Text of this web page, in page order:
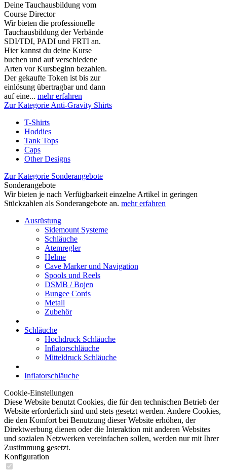
Deine Tauchausbildung vom
Course Director
Wir bieten die professionelle
Tauchausbildung der Verbände
SDI/TDI, PADI und FRTI an.
Hier kannst du deine Kurse
buchen und auf verschiedene
Arten vor Kursbeginn bezahlen.
Der gekaufte Token ist bis zur
einlösung übertragbar und dann
auf eine... mehr erfahren
Zur Kategorie Anti-Gravity Shirts
T-Shirts
Hoddies
Tank Tops
Caps
Other Designs
Zur Kategorie Sonderangebote
Sonderangebote
Wir bieten je nach Verfügbarkeit einzelne Artikel in geringen
Stückzahlen als Sonderangebote an. mehr erfahren
Ausrüstung
Sidemount Systeme
Schläuche
Atemregler
Helme
Cave Marker und Navigation
Spools und Reels
DSMB / Bojen
Bungee Cords
Metall
Zubehör
Schläuche
Hochdruck Schläuche
Inflatorschläuche
Mitteldruck Schläuche
Inflatorschläuche
Cookie-Einstellungen
Diese Website benutzt Cookies, die für den technischen Betrieb der
Website erforderlich sind und stets gesetzt werden. Andere Cookies,
die den Komfort bei Benutzung dieser Website erhöhen, der
Direktwerbung dienen oder die Interaktion mit anderen Websites
und sozialen Netzwerken vereinfachen sollen, werden nur mit Ihrer
Zustimmung gesetzt.
Konfiguration